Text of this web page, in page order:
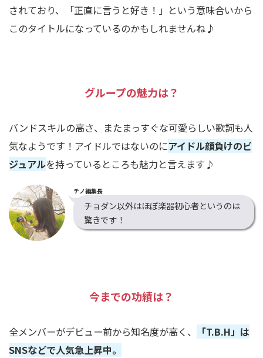
されており、「正直に言うと好き！」という意味合いから
このタイトルになっているのかもしれませんね♪
グループの魅力は？
バンドスキルの高さ、またまっすぐな可愛らしい歌詞も人
気なようです！アイドルではないのにアイドル顔負けのビ
ジュアルを持っているところも魅力と言えます ♪
チノ編集長
チョダン以外はほぼ楽器初心者というのは
驚きです！
今までの功績は？
全メンバーがデビュー前から知名度が高く、 「T.B.H」は
SNSなどで人気急上昇中。